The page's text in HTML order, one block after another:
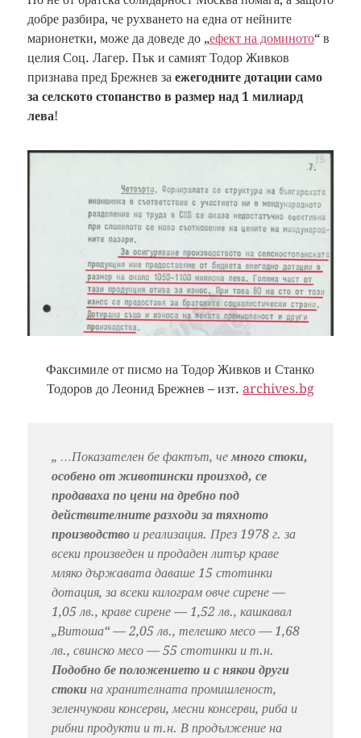
добре разбира, че рухването на една от нейните
марионетки, може да доведе до „ефект на доминото“ в
целия Соц. Лагер. Пък и самият Тодор Живков
признава пред Брежнев за ежегодните дотации само
за селското стопанство в размер над 1 милиард
лева!
Факсимиле от писмо на Тодор Живков и Станко
Тодоров до Леонид Брежнев – изт. archives.bg
„ …Показателен бе фактът, чемного стоки,
особено от животински произход, се
продаваха по цени на дребно под
действителните разходи за тяхното
производствои реализация. През 1978 г. за
всеки произведен и продаден литър краве
мляко държавата даваше 15 стотинки
дотация, за всеки килограм овче сирене —
1,05 лв., краве сирене — 1,52 лв., кашкавал
„Витоша“ — 2,05 лв., телешко месо — 1,68
лв., свинско месо — 55 стотинки и т.н.
Подобно бе положението и с някои други
стокина хранителната промишленост,
зеленчукови консерви, месни консерви, риба и
рибни продукти и т.н. В продължение на